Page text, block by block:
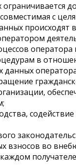
с
в
взносов во